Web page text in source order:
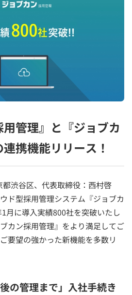
用管理』と『ジョブカ
携機能リリース！
渋谷区、代表取締役：西村啓
ド型採用管理システム『ジョブカ
月に導入実績800社を突破いたし
カン採用管理』をより満足してご
要望の強かった新機能を多数リ
の管理まで」入社手続き